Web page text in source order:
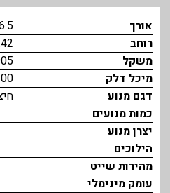
אורך
m
רוחב
m
משקל
kgs
מיכל דלק
דגם מנוע
כמות מנועים
יצרן מנוע
הילוכים
מהירות שייט
עומק מינימלי